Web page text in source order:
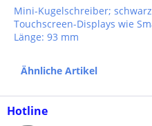
Mini-Kugelschreiber;
Touchscreen-Displays wie
Länge: 93 mm
Ähnliche Artikel
Hotline